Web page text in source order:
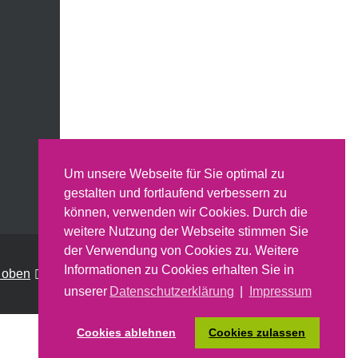
Um unsere Webseite für Sie optimal zu
gestalten und fortlaufend verbessern zu
können, verwenden wir Cookies. Durch die
weitere Nutzung der Webseite stimmen Sie
der Verwendung von Cookies zu. Weitere
Informationen zu Cookies erhalten Sie in
unserer Datenschutzerklärung Impressum
Cookies ablehnen Cookies zulassen